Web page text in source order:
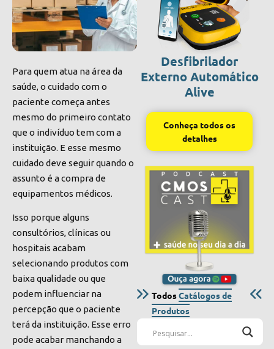
Para quem atua na área da
saúde, o cuidado com o
paciente começa antes
mesmo do primeiro contato
que o indivíduo tem com a
instituição. E esse mesmo
cuidado deve seguir quando o
assunto é a compra de
equipamentos médicos.
Isso porque alguns
consultórios, clínicas ou
hospitais acabam
selecionando produtos com
baixa qualidade ou que
podem influenciar na
percepção que o paciente
terá da instituição. Esse erro
pode acabar manchando a
Desfibrilador
Externo Automático
Alive
Conheça todos os
detalhes
TodosCatálogos de
Produtos